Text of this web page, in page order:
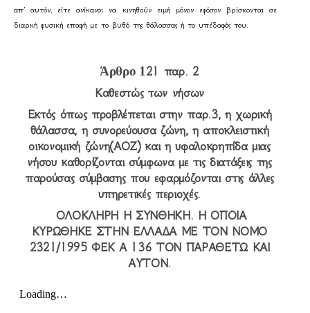
απ' αυτόν, είτε ανίκανοι να κινηθούν ειμή μόνον εφόσον βρίσκονται σε
διαρκή φυσική επαφή με το βυθό της θάλασσας ή το υπέδαφός του.
Άρθρο 121 παρ. 2
Καθεστώς των νήσων
Εκτός όπως προβλέπεται στην παρ.3, η χωρική
θάλασσα, η συνορεύουσα ζώνη, η αποκλειστική
οικονομική ζώνη(ΑΟΖ) και η υφαλοκρηπίδα μιας
νήσου καθορίζονται σύμφωνα με τις διατάξεις της
παρούσας σύμβασης που εφαρμόζονται στις άλλες
υπηρετικές περιοχές.
ΟΛΟΚΛΗΡΗ Η ΣΥΝΘΗΚΗ. Η ΟΠΟΙΑ
ΚΥΡΩΘΗΚΕ ΣΤΗΝ ΕΛΛΑΔΑ ΜΕ ΤΟΝ ΝΟΜΟ
2321/1995 ΦΕΚ Α 136 ΤΟΝ ΠΑΡΑΘΕΤΩ ΚΑΙ
ΑΥΤΟΝ.